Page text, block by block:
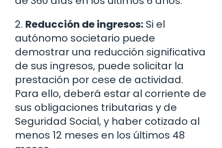
2. Reducción de ingresos: Si el
autónomo societario puede
demostrar una reducción significativa
de sus ingresos, puede solicitar la
prestación por cese de actividad.
Para ello, deberá estar al corriente de
sus obligaciones tributarias y de
Seguridad Social, y haber cotizado al
menos 12 meses en los últimos 48